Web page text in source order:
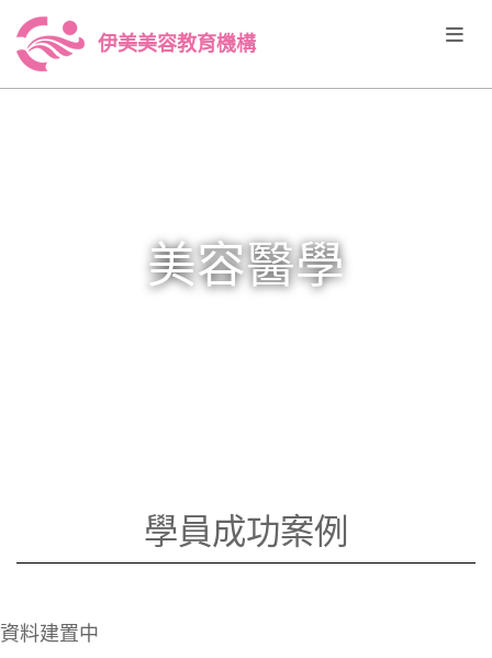
伊美美容教育機構
美容醫學
學員成功案例
資料建置中